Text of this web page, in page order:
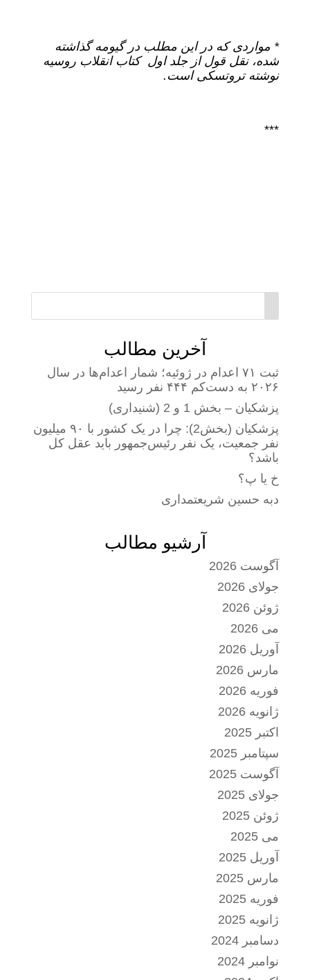
* مواردی که در این مطلب در گیومه گذاشته
شده، نقل قول از جلد اول کتاب انقلاب روسیه
نوشته تروتسکی است.
***
آخرین مطالب
ثبت ۷۱ اعدام در ژوئیه؛ شمار اعدام‌ها در سال
۲۰۲۶ به دست‌کم ۴۴۴ نفر رسید
پزشکیان – بخش 1 و 2 (شنیداری)
پزشکیان (بخش2): چرا در یک کشور با ۹۰ میلیون
نفر جمعیت، یک نفر رئیس‌جمهور باید عقل کل
باشد؟
خ یا پ؟
دبه حسین شریعتمداری
آرشیو مطالب
آگوست 2026
جولای 2026
ژوئن 2026
می 2026
آوریل 2026
مارس 2026
فوریه 2026
ژانویه 2026
اکتبر 2025
سپتامبر 2025
آگوست 2025
جولای 2025
ژوئن 2025
می 2025
آوریل 2025
مارس 2025
فوریه 2025
ژانویه 2025
دسامبر 2024
نوامبر 2024